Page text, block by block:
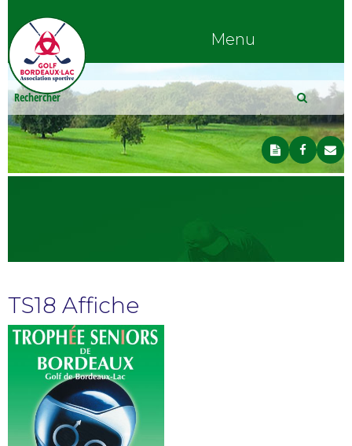
Menu
TS18 Affiche